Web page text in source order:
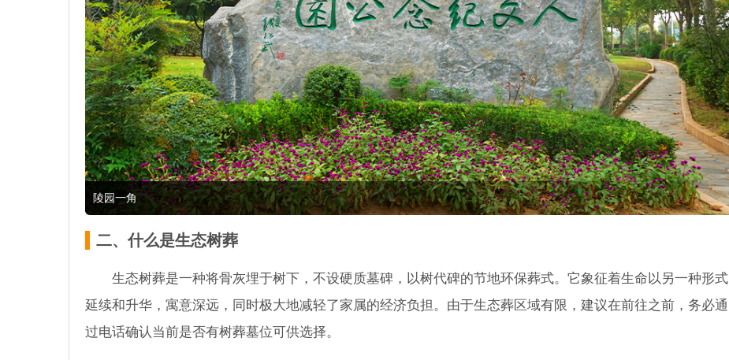
陵园一角
二、什么是生态树葬
生态树葬是一种将骨灰埋于树下，不设硬质墓碑，以树代碑的节地环保葬式。它象征着生命以另一种形式
延续和升华，寓意深远，同时极大地减轻了家属的经济负担。由于生态葬区域有限，建议在前往之前，务必通
过电话确认当前是否有树葬墓位可供选择。